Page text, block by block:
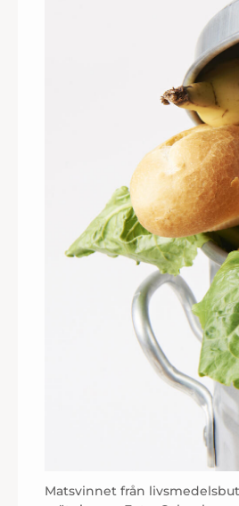
Matsvinnet från